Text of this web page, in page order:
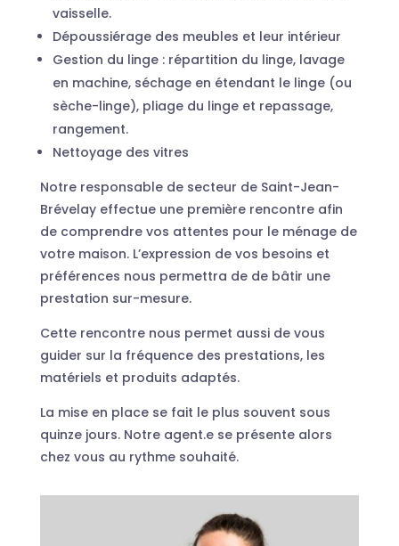
vaisselle.
Dépoussiérage des meubles et leur intérieur
Gestion du linge : répartition du linge, lavage
en machine, séchage en étendant le linge (ou
sèche-linge), pliage du linge et repassage,
rangement.
Nettoyage des vitres
Notre responsable de secteur de Saint-Jean-
Brévelay effectue une première rencontre afin
de comprendre vos attentes pour le ménage de
votre maison. L’expression de vos besoins et
préférences nous permettra de de bâtir une
prestation sur-mesure.
Cette rencontre nous permet aussi de vous
guider sur la fréquence des prestations, les
matériels et produits adaptés.
La mise en place se fait le plus souvent sous
quinze jours. Notre agent.e se présente alors
chez vous au rythme souhaité.